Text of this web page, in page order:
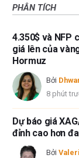
PHÂN TÍCH
4.350$ và NFP
giá lên của
Hormuz
Bởi
8 phút
Dự báo giá
đỉnh cao hơn
Bởi